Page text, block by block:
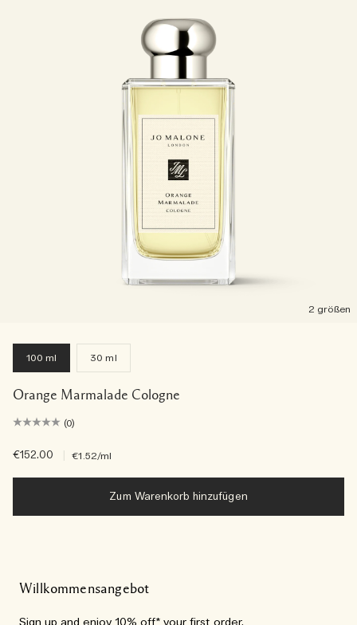
2 größen
100 ml 30 ml
Orange Marmalade Cologne
(0)
€152.00 €1.52/ml
Zum Warenkorb hinzufügen
Willkommensangebot